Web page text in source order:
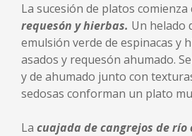
La sucesión de platos comienza
requesón y hierbas. Un helado
emulsión verde de espinacas y
asados y requesón ahumado.
y de ahumado junto con
sedosas conforman un plato
La cuajada de cangrejos de río